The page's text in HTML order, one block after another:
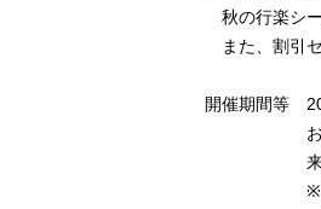
秋の行楽シー
また、割引セ
開催期間等
お客様感
来島サー
※時間が決